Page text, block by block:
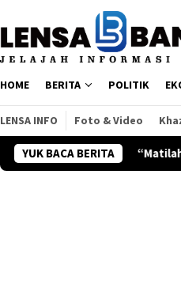
HOME BERITA POLITIK
LENSA INFO Foto & Video
YUK BACA BERITA
“Matilah Kau Mati” dan